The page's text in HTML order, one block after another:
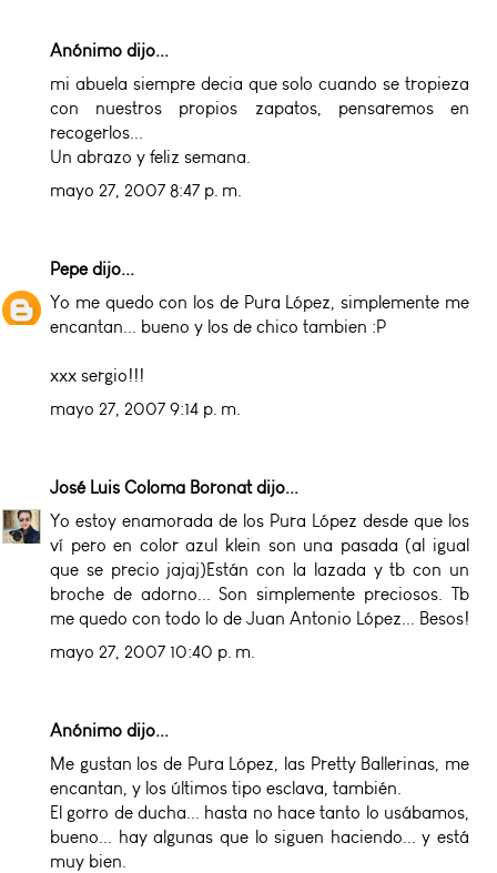
Anónimo dijo...
mi abuela siempre decia que solo cuando se tropieza
con nuestros propios zapatos, pensaremos en
recogerlos...
Un abrazo y feliz semana.
mayo 27, 2007 8:47 p. m.
Pepedijo...
Yo me quedo con los de Pura López, simplemente me
encantan... bueno y los de chico tambien :P
xxx sergio!!!
mayo 27, 2007 9:14 p. m.
José Luis Coloma Boronatdijo...
Yo estoy enamorada de los Pura López desde que los
ví pero en color azul klein son una pasada (al igual
que se precio jajaj)Están con la lazada y tb con un
broche de adorno... Son simplemente preciosos. Tb
me quedo con todo lo de Juan Antonio López... Besos!
mayo 27, 2007 10:40 p. m.
Anónimo dijo...
Me gustan los de Pura López, las Pretty Ballerinas, me
encantan, y los últimos tipo esclava, también.
El gorro de ducha... hasta no hace tanto lo usábamos,
bueno... hay algunas que lo siguen haciendo... y está
muy bien.